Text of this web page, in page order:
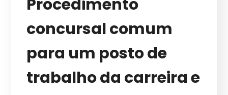
Procedimento
concursal comum
para um posto de
trabalho da carreira e